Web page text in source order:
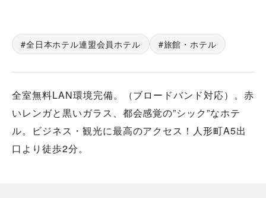
全日本ホテル連盟会員ホテル 旅館・ホテル
全室無料LAN環境完備。（ブロードバンド対応）。赤
いレンガと黒いガラス、都会感覚の”シック”なホテ
ル。ビジネス・観光に最高のアクセス！人形町A5出
口より徒歩2分。